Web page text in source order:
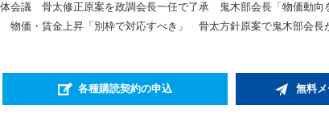
会議 骨太修正原案を政調会長一任で了承 鬼木部会長「物価動向
物価・賃金上昇「別枠で対応すべき」 骨太方針原案で鬼木部会長
各種購読契約の申込 無料